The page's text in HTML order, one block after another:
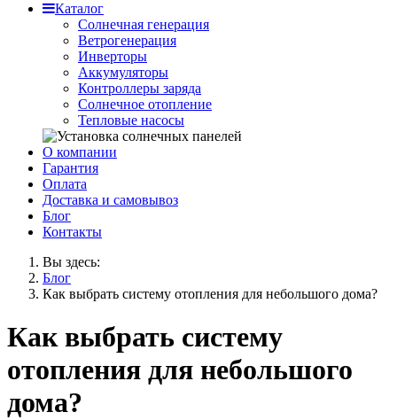
Каталог
Солнечная генерация
Ветрогенерация
Инверторы
Аккумуляторы
Контроллеры заряда
Солнечное отопление
Тепловые насосы
О компании
Гарантия
Оплата
Доставка и самовывоз
Блог
Контакты
Вы здесь:
Блог
Как выбрать систему отопления для небольшого дома?
Как выбрать систему
отопления для небольшого
дома?